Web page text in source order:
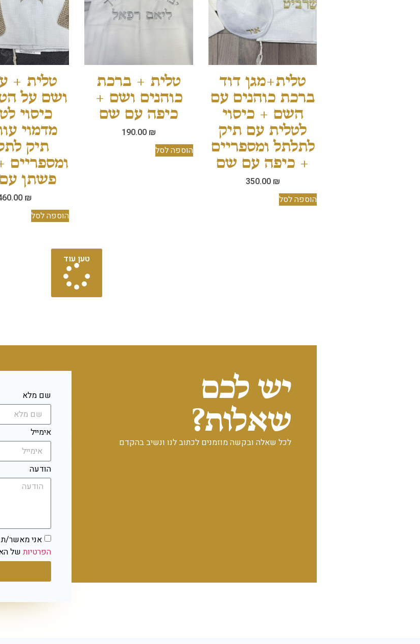
טלית+מגן דוד
ברכת כוהנים עם
השם + כיסוי
לטלית עם תיק
לתלתל ומספריים
+ כיפה עם שם
350.00 ₪
הוספה לסל
טלית + ברכת
כוהנים ושם +
כיפה עם שם
190.00 ₪
הוספה לסל
טלית +
ושם על
כיסוי
מדמוי
תיק
ומספריים
פשתן
₪
הוספה לסל
טען עוד
יש לכם
שאלות?
לכל שאלה ובקשה מוזמנים לכתוב לנו ונשיב בהקדם
שם מלא
אימייל
הודעה
אני מאשר/ת
הפרטיותשל